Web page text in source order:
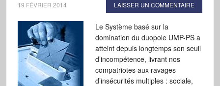
19 FÉVRIER 2014 LAISSER UN COMMENTAIRE
Le Système basé sur la
domination du duopole UMP-PS a
atteint depuis longtemps son seuil
d’incompétence, livrant nos
compatriotes aux ravages
d’insécurités multiples : sociale,